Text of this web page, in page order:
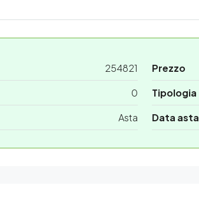
254821 Prezzo
0 Tipologia
Asta Data asta